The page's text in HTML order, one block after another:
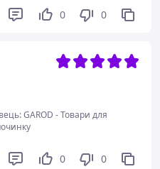
0 0
GAROD - Товари для
0 0